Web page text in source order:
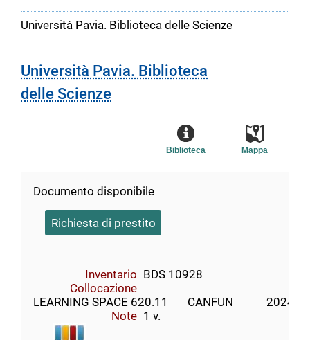
Università Pavia. Biblioteca delle Scienze
Università Pavia. Biblioteca
delle Scienze
Mappa
Biblioteca
Documento disponibile
Richiesta di prestito
Inventario BDS 10928
Collocazione
LEARNING SPACE 620.11       CANFUN            2024
Note 1 v.